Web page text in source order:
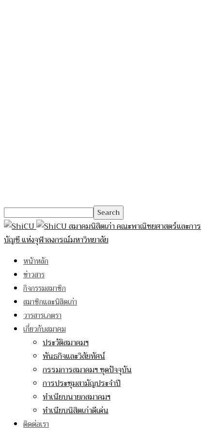
สมาคมนิสิตเก่า คณะพาณิชยศาสตร์และการ
บัญชี แห่งจุฬาลงกรณ์มหาวิทยาลัย
หน้าหลัก
ข่าวสาร
กิจกรรมสมาชิก
สมาชิกและนิสิตเก่า
วารสารเภตรา
เกี่ยวกับสมาคม
ประวัติสมาคมฯ
พันธกิจและวิสัยทัศน์
กรรมการสมาคมฯ ชุดปัจจุบัน
การประชุมสามัญประจำปี
ทำเนียบนายกสมาคมฯ
ทำเนียบนิสิตเก่าดีเด่น
ติดต่อเรา